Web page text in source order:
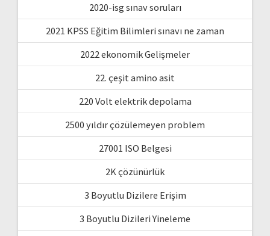
2020-isg sınav soruları
2021 KPSS Eğitim Bilimleri sınavı ne zaman
2022 ekonomik Gelişmeler
22. çeşit amino asit
220 Volt elektrik depolama
2500 yıldır çözülemeyen problem
27001 ISO Belgesi
2K çözünürlük
3 Boyutlu Dizilere Erişim
3 Boyutlu Dizileri Yineleme